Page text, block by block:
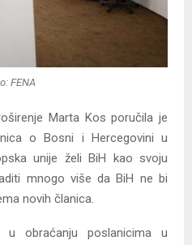
FENA
Marta Kos poručila je
o Bosni i Hercegovini u
unije želi BiH kao svoju
mnogo više da BiH ne bi
novih članica.
obraćanju poslanicima u